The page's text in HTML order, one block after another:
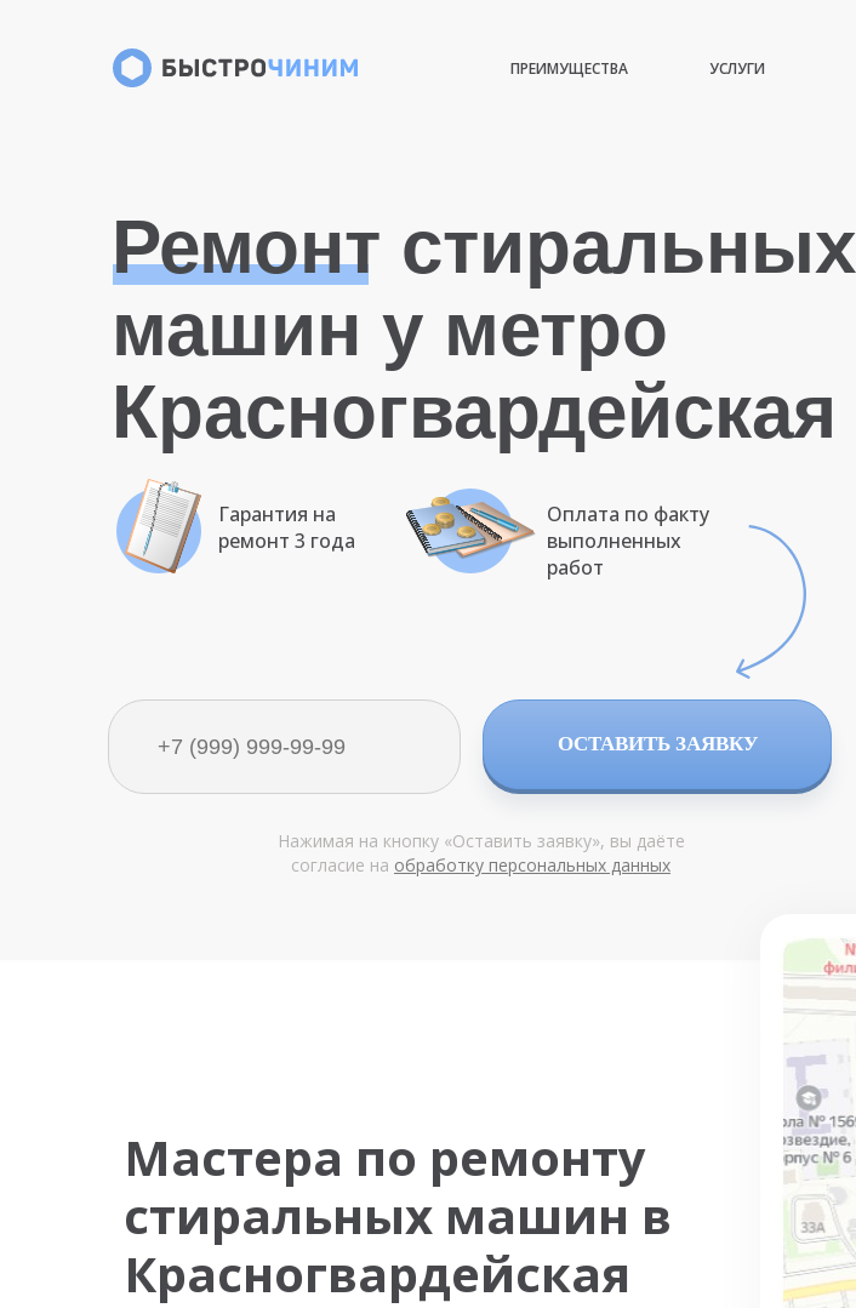
Ремонт стиральных
машин у метро
Красногвардейская
Гарантия на
ремонт 3 года
Оплата по факту
выполненных
работ
Нажимая на кнопку «Оставить заявку», вы даёте
согласие на обработку персональных данных
ОСТАВИТЬ ЗАЯВКУ
ПРЕИМУЩЕСТВА УСЛУГИ
Мастера по ремонту
стиральных машин в
Красногвардейская